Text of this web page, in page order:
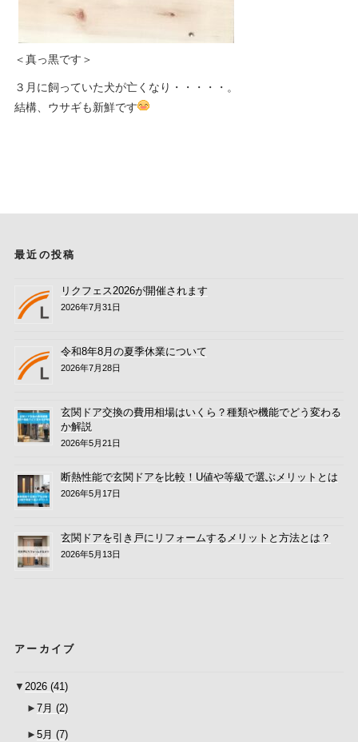
＜真っ黒です＞
３月に飼っていた犬が亡くなり・・・・・。
結構、ウサギも新鮮です
最近の投稿
リクフェス2026が開催されます
2026年7月31日
令和8年8月の夏季休業について
2026年7月28日
玄関ドア交換の費用相場はいくら？種類や機能でどう変わる
か解説
2026年5月21日
断熱性能で玄関ドアを比較！U値や等級で選ぶメリットとは
2026年5月17日
玄関ドアを引き戸にリフォームするメリットと方法とは？
2026年5月13日
アーカイブ
▼ 2026 (41)
► 7月 (2)
► 5月 (7)